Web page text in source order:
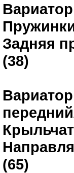
Задняя
(38)
Вариатор
(65)